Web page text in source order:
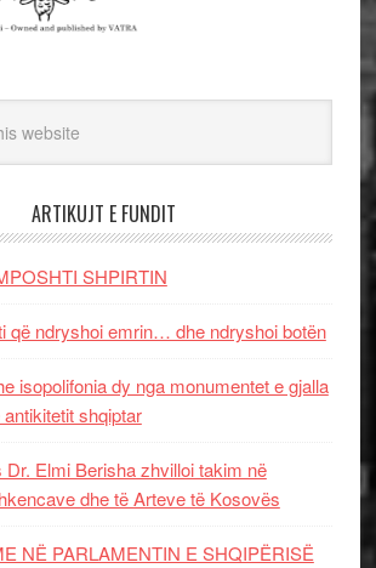
ARTIKUJT E FUNDIT
SHPIRTIN
që ndryshoi emrin… dhe ndryshoi botën
isopolifonia dy nga monumentet e gjalla
shqiptar
Dr. Elmi Berisha zhvilloi takim në
dhe të Arteve të Kosovës
NË PARLAMENTIN E SHQIPËRISË